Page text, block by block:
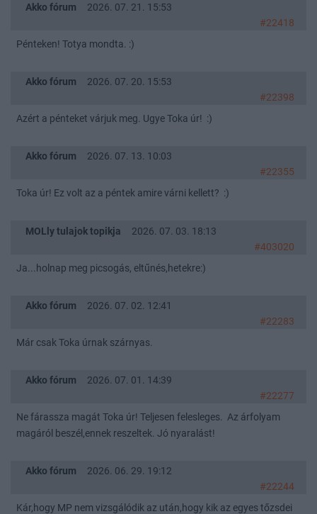
Akko fórum
2026. 07. 21. 15:53
#22418
Pénteken! Totya mondta. :)
Akko fórum
2026. 07. 20. 15:53
#22398
Azért a pénteket várjuk meg. Ugye Toka úr! :)
Akko fórum
2026. 07. 13. 10:03
#22355
Toka úr! Ez volt az a péntek amire várni kellett? :)
MOLly tulajok topikja
2026. 07. 03. 18:13
#403020
Ja...holnap meg picsogás, eltűnés,hetekre:)
Akko fórum
2026. 07. 02. 12:41
#22283
Már csak Toka úrnak szárnyas.
Akko fórum
2026. 07. 01. 14:39
#22277
Ne fárassza magát Toka úr! Teljesen felesleges. Az árfolyam
magáról beszél,ennek reszeltek. Jó nyaralást!
Akko fórum
2026. 06. 29. 19:12
#22244
Kár,hogy MP nem vizsgálódik az után,hogy kik az egyes tőzsdei